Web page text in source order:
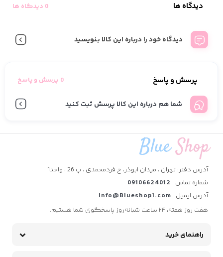
دیدگاه ها 0 دیدگاه ها
دیدگاه خود را درباره این کالا بنویسید
پرسش و پاسخ 0 پرسش و پاسخ
شما هم درباره این کالا پرسش ثبت کنید
آدرس دفتر: تهران ، میدان ابوذر، خ فردمحمدی ، پ 26 ، واحد1
شماره تماس 09106624012
آدرس ایمیل info@Blueshop1.com
هفت روز هفته، ۲۴ ساعت شبانه‌روز پاسخگوی شما هستیم.
راهنمای خرید